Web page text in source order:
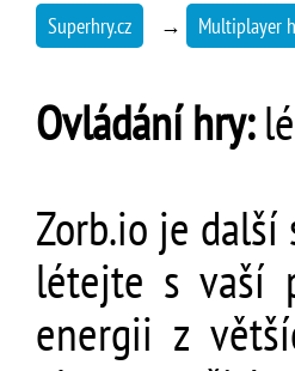
Superhry.cz → Multiplayer
Ovládání hry:
Zorb.io je
létejte s vaší
energii z